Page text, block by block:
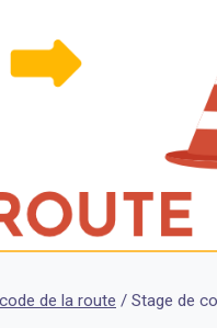
code de la route / Stage de